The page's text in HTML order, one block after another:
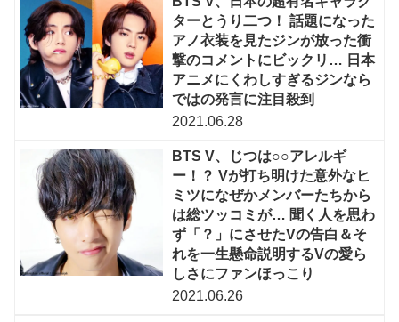
ターとうり二つ！ 話題になった
アノ衣装を見たジンが放った衝
撃のコメントにビックリ… 日本
アニメにくわしすぎるジンなら
ではの発言に注目殺到
2021.06.28
BTS V、じつは○○アレルギ
ー！？ Vが打ち明けた意外なヒ
ミツになぜかメンバーたちから
は総ツッコミが… 聞く人を思わ
ず「？」にさせたVの告白＆そ
れを一生懸命説明するVの愛ら
しさにファンほっこり
2021.06.26